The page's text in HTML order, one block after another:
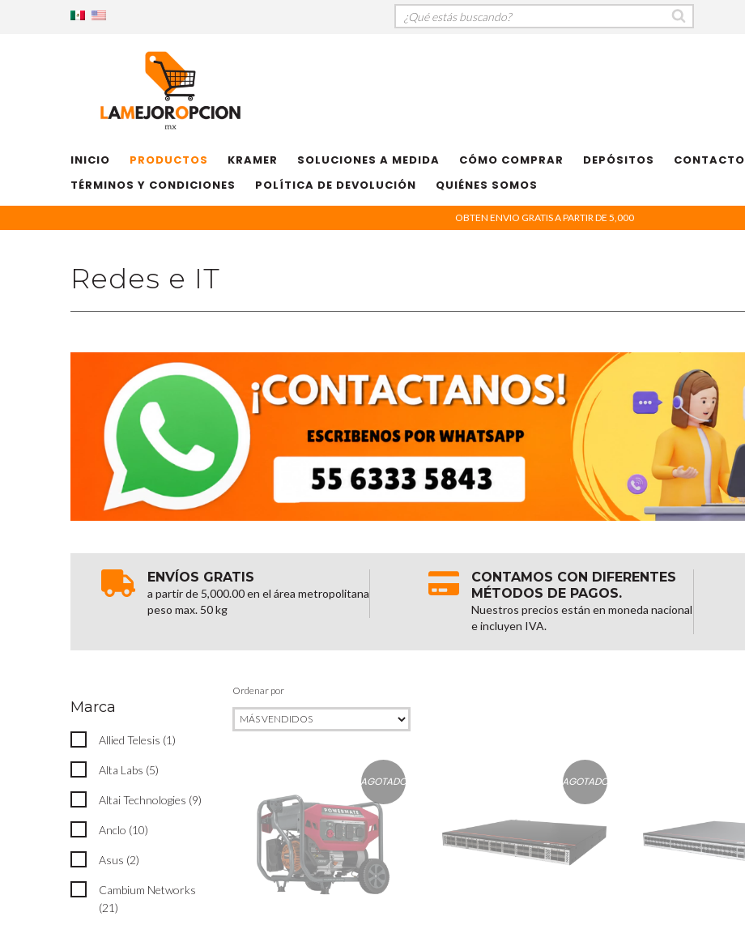
INICIO PRODUCTOS KRAMER SOLUCIONES A MEDIDA CÓMO COMPRAR DEPÓSITOS CONTACTO
TÉRMINOS Y CONDICIONES
POLÍTICA DE DEVOLUCIÓN QUIÉNES SOMOS
OBTEN ENVIO GRATIS A PARTIR DE 5,000
Redes e IT
ENVÍOS GRATIS
a partir de 5,000.00 en el área metropolitana
peso max. 50 kg
CONTAMOS CON DIFERENTES
MÉTODOS DE PAGOS.
Nuestros precios están en moneda nacional
e incluyen IVA.
Marca
Allied Telesis (1)
Alta Labs (5)
Altai Technologies (9)
Anclo (10)
Asus (2)
Cambium Networks
(21)
Ordenar por
AGOTADO AGOTADO